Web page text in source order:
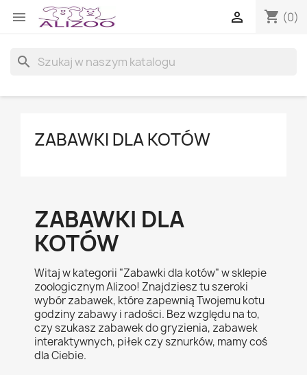
 shopping_cart (0)

search
ZABAWKI DLA KOTÓW
ZABAWKI DLA
KOTÓW
Witaj w kategorii "Zabawki dla kotów" w sklepie
zoologicznym Alizoo! Znajdziesz tu szeroki
wybór zabawek, które zapewnią Twojemu kotu
godziny zabawy i radości. Bez względu na to,
czy szukasz zabawek do gryzienia, zabawek
interaktywnych, piłek czy sznurków, mamy coś
dla Ciebie.